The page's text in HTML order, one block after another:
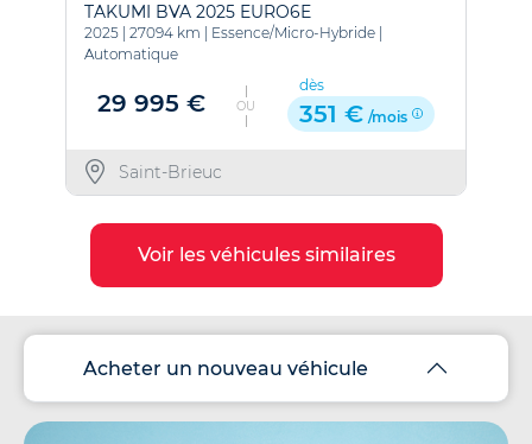
TAKUMI BVA 2025 EURO6E
2025 27094 km Essence/Micro-Hybride
Automatique
29 995 € OU
dès
351 € /mois
Saint-Brieuc
Voir les véhicules similaires
Acheter un nouveau véhicule